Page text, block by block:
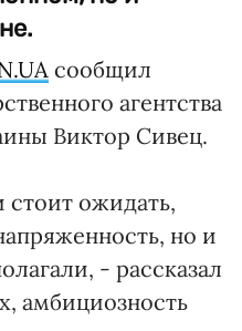
сообщил
агентства
Виктор Сивец.
стоит ожидать,
но и
- рассказал
амбициозность